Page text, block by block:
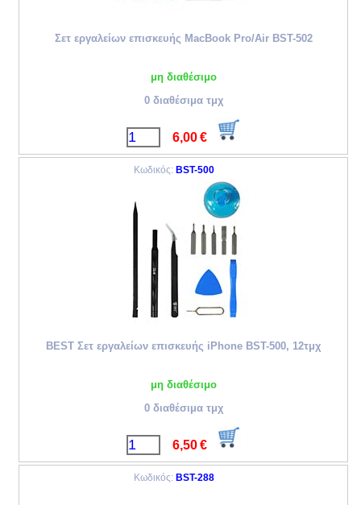
Σετ εργαλείων επισκευής MacBook Pro/Air BST-502
μη διαθέσιμο
0 διαθέσιμα τμχ
6,00 €
Κωδικός: BST-500
BEST Σετ εργαλείων επισκευής iPhone BST-500, 12τμχ
μη διαθέσιμο
0 διαθέσιμα τμχ
6,50 €
Κωδικός: BST-288